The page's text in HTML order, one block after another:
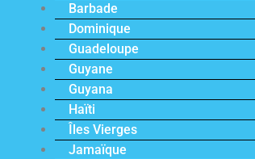
Barbade
Dominique
Guadeloupe
Guyane
Guyana
Haïti
Îles Vierges
Jamaïque